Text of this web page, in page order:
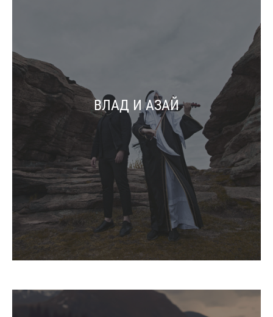
ВЛАД И АЗАЙ